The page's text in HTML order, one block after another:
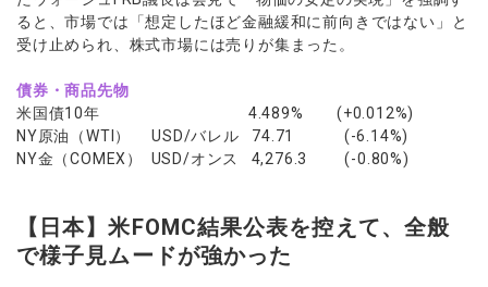
ると、市場では「想定したほど金融緩和に前向きではない」と
受け止められ、株式市場には売りが集まった。
債券・商品先物
米国債10年 4.489% (+0.012%)
NY原油（WTI） USD/バレル 74.71 (-6.14%)
NY金（COMEX） USD/オンス 4,276.3 (-0.80%)
【日本】米FOMC結果公表を控えて、全般
で様子見ムードが強かった